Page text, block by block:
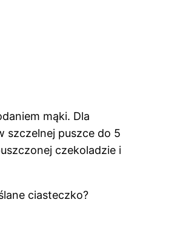
mąki. Dla
szczelnej puszce do 5
czekoladzie i
ciasteczko?